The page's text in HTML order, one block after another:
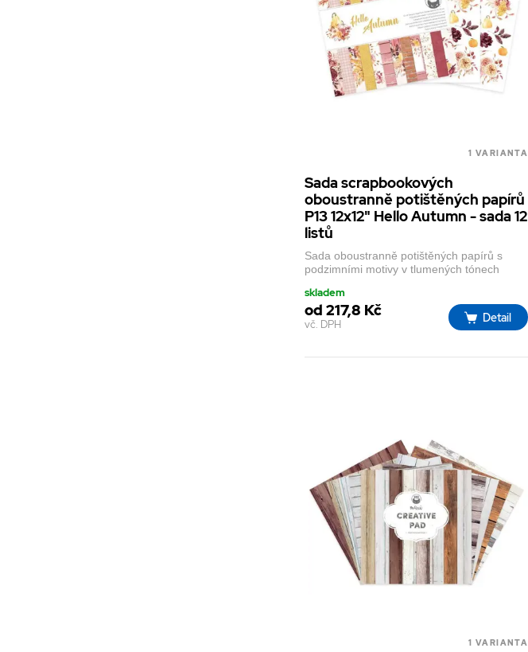
1 VARIANTA
Sada scrapbookových
oboustranně potištěných papírů
P13 12x12" Hello Autumn - sada 12
listů
Sada oboustranně potištěných papírů s
podzimními motivy v tlumených tónech
skladem
od 217,8 Kč
vč. DPH Detail
1 VARIANTA